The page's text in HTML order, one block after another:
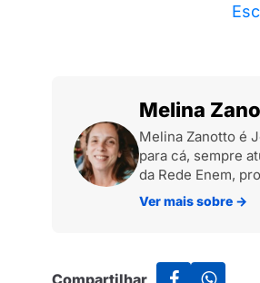
Melina
Melina Zanotto é
para cá, sempre
da Rede Enem,
Ver mais sobre →
Compartilhar